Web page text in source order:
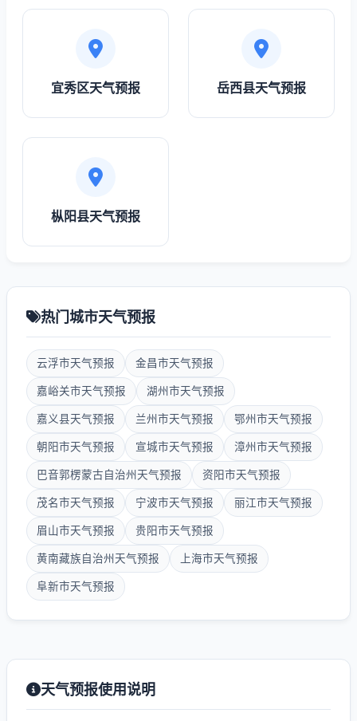
宜秀区天气预报 岳西县天气预报
枞阳县天气预报
热门城市天气预报
云浮市天气预报 金昌市天气预报
嘉峪关市天气预报 湖州市天气预报
嘉义县天气预报 兰州市天气预报 鄂州市天气预报
朝阳市天气预报 宣城市天气预报 漳州市天气预报
巴音郭楞蒙古自治州天气预报 资阳市天气预报
茂名市天气预报 宁波市天气预报 丽江市天气预报
眉山市天气预报 贵阳市天气预报
黄南藏族自治州天气预报 上海市天气预报
阜新市天气预报
天气预报使用说明